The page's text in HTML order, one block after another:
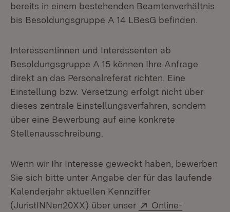
bereits in einem bestehenden Beamtenverhältnis
bis Besoldungsgruppe A 14 LBesG befinden.
Interessentinnen und Interessenten ab
Besoldungsgruppe A 15 können Ihre Anfrage
direkt an das Personalreferat richten. Eine
Einstellung bzw. Versetzung erfolgt nicht über
dieses zentrale Einstellungsverfahren, sondern
über eine Bewerbung auf eine konkrete
Stellenausschreibung.
Wenn wir Ihr Interesse geweckt haben, bewerben
Sie sich bitte unter Angabe der für das laufende
Kalenderjahr aktuellen Kennziffer
(JuristINNen20XX) über unser
Extern:
Online-